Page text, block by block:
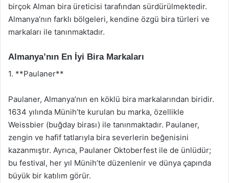
birçok Alman bira üreticisi tarafından sürdürülmektedir.
Almanya’nın farklı bölgeleri, kendine özgü bira türleri ve
markaları ile tanınmaktadır.
Almanya’nın En İyi Bira Markaları
1. **Paulaner**
Paulaner, Almanya’nın en köklü bira markalarından biridir.
1634 yılında Münih’te kurulan bu marka, özellikle
Weissbier (buğday birası) ile tanınmaktadır. Paulaner,
zengin ve hafif tatlarıyla bira severlerin beğenisini
kazanmıştır. Ayrıca, Paulaner Oktoberfest ile de ünlüdür;
bu festival, her yıl Münih’te düzenlenir ve dünya çapında
büyük bir katılım görür.